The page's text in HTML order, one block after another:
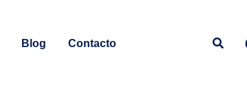
Blog Contacto